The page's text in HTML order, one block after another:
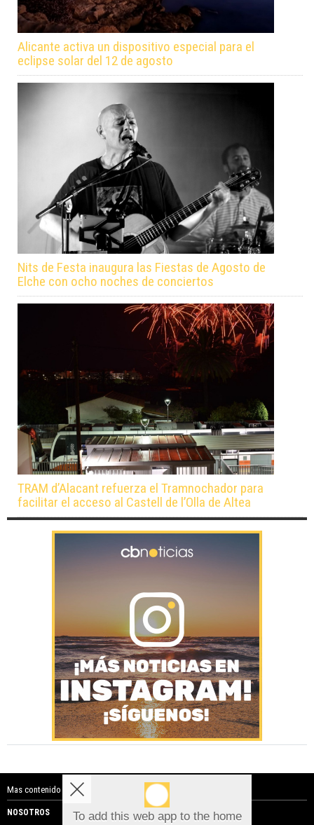
Alicante activa un dispositivo especial para el
eclipse solar del 12 de agosto
Nits de Festa inaugura las Fiestas de Agosto de
Elche con ocho noches de conciertos
TRAM d’Alacant refuerza el Tramnochador para
facilitar el acceso al Castell de l’Olla de Altea
Mas contenido de Costa Blanca Noticias:
NOSOTROS
PUBLICIDAD
To add this web app to the home